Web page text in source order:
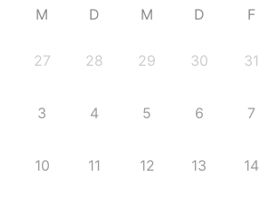
M D M D F
27 28 29 30 31
3 4 5 6 7
10 11 12 13 14